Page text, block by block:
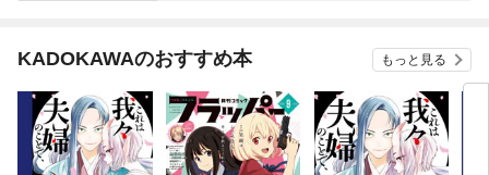
KADOKAWAのおすすめ本 もっと見る